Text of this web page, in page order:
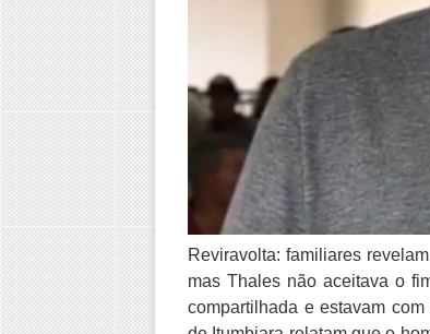
Reviravolta: familiares
mas Thales não aceitava o
compartilhada e estavam